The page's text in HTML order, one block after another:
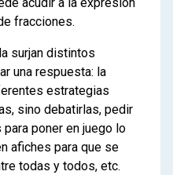
fracciones.
surjan distintos
una respuesta: la
estrategias
sino debatirlas, pedir
poner en juego lo
afiches para que se
todas y todos, etc.